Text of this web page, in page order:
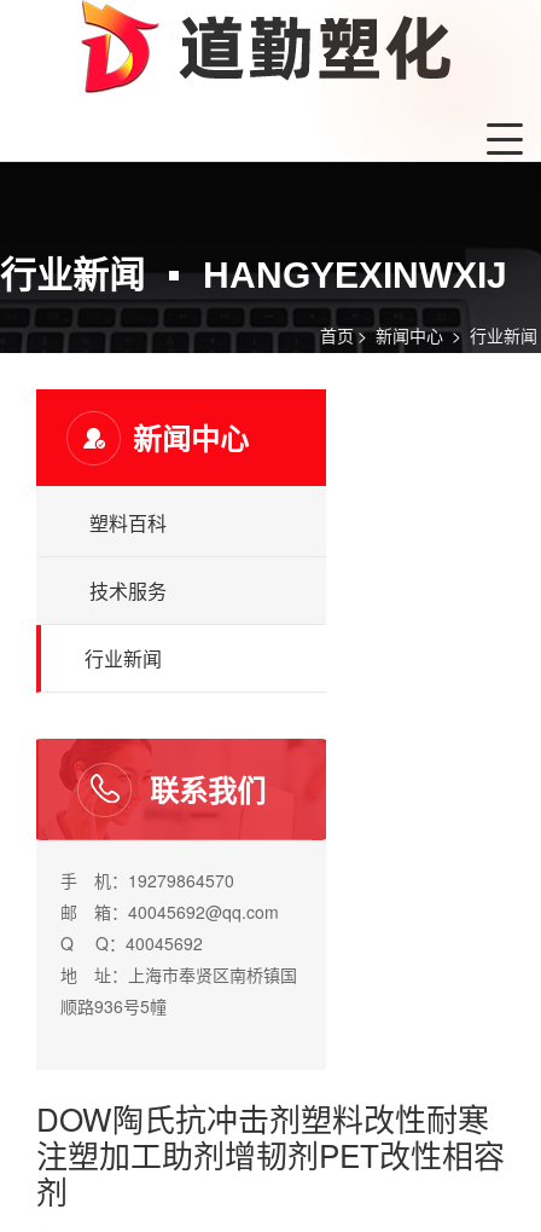
行业新闻 HANGYEXINWXIJ
首页 >新闻中心> 行业新闻
新闻中心
塑料百科
技术服务
行业新闻
联系我们
手 机：19279864570
邮 箱：40045692@qq.com
Q Q：40045692
地 址：上海市奉贤区南桥镇国
顺路936号5幢
DOW陶氏抗冲击剂塑料改性耐寒
注塑加工助剂增韧剂PET改性相容
剂